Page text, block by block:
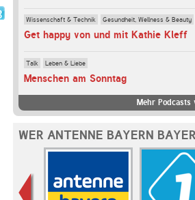
Wissenschaft & Technik Gesundheit, Wellness & Beauty
Get happy von und mit Kathie Kleff
Talk Leben & Liebe
Menschen am Sonntag
Mehr Podcasts
WER ANTENNE BAYERN